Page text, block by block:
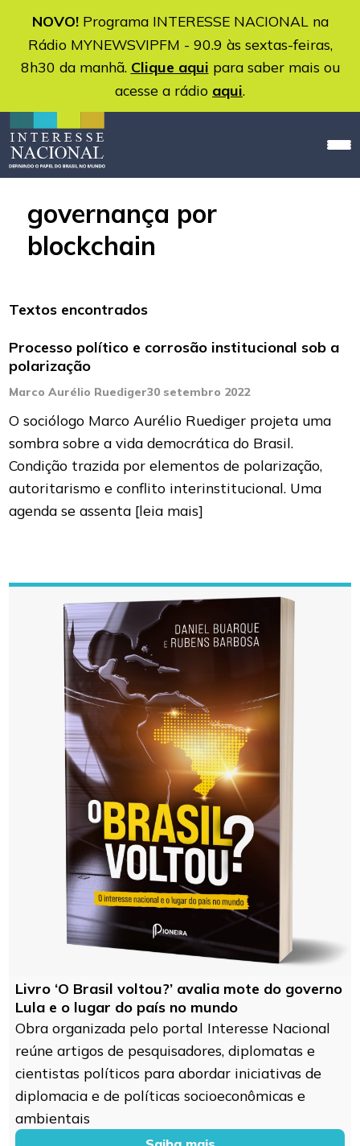
NOVO!Programa INTERESSE NACIONAL na
Rádio MYNEWSVIPFM - 90.9 às sextas-feiras,
8h30 da manhã. Clique aqui para saber mais ou
acesse a rádio aqui.
governança por
blockchain
Textos encontrados
Processo político e corrosão institucional sob a
polarização
Marco Aurélio Ruediger30 setembro 2022
O sociólogo Marco Aurélio Ruediger projeta uma
sombra sobre a vida democrática do Brasil.
Condição trazida por elementos de polarização,
autoritarismo e conflito interinstitucional. Uma
agenda se assenta [leia mais]
Livro ‘O Brasil voltou?’ avalia mote do governo
Lula e o lugar do país no mundo
Obra organizada pelo portal Interesse Nacional
reúne artigos de pesquisadores, diplomatas e
cientistas políticos para abordar iniciativas de
diplomacia e de políticas socioeconômicas e
ambientais